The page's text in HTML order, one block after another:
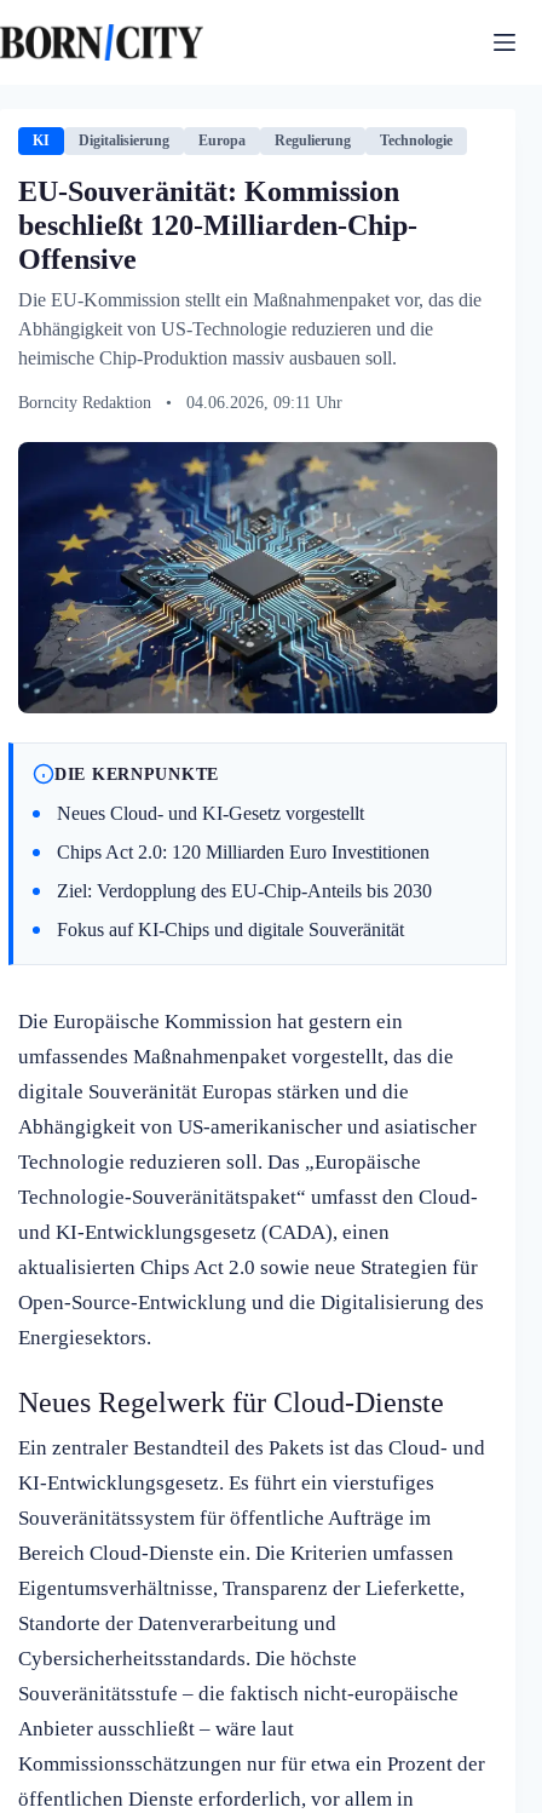
Inhalt
springen
KI Digitalisierung Europa Regulierung Technologie
EU-Souveränität: Kommission
beschließt 120-Milliarden-Chip-
Offensive
Die EU-Kommission stellt ein Maßnahmenpaket vor, das die
Abhängigkeit von US-Technologie reduzieren und die
heimische Chip-Produktion massiv ausbauen soll.
Borncity Redaktion • 04.06.2026, 09:11 Uhr
DIE KERNPUNKTE
Neues Cloud- und KI-Gesetz vorgestellt
Chips Act 2.0: 120 Milliarden Euro Investitionen
Ziel: Verdopplung des EU-Chip-Anteils bis 2030
Fokus auf KI-Chips und digitale Souveränität
Die Europäische Kommission hat gestern ein
umfassendes Maßnahmenpaket vorgestellt, das die
digitale Souveränität Europas stärken und die
Abhängigkeit von US-amerikanischer und asiatischer
Technologie reduzieren soll. Das „Europäische
Technologie-Souveränitätspaket“ umfasst den Cloud-
und KI-Entwicklungsgesetz (CADA), einen
aktualisierten Chips Act 2.0 sowie neue Strategien für
Open-Source-Entwicklung und die Digitalisierung des
Energiesektors.
Neues Regelwerk für Cloud-Dienste
Ein zentraler Bestandteil des Pakets ist das Cloud- und
KI-Entwicklungsgesetz. Es führt ein vierstufiges
Souveränitätssystem für öffentliche Aufträge im
Bereich Cloud-Dienste ein. Die Kriterien umfassen
Eigentumsverhältnisse, Transparenz der Lieferkette,
Standorte der Datenverarbeitung und
Cybersicherheitsstandards. Die höchste
Souveränitätsstufe – die faktisch nicht-europäische
Anbieter ausschließt – wäre laut
Kommissionsschätzungen nur für etwa ein Prozent der
öffentlichen Dienste erforderlich, vor allem in